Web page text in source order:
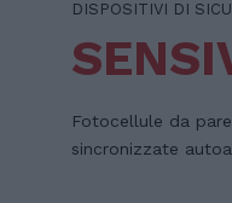
DISPOSITIVI DI
Fotocellule da
sincronizzate